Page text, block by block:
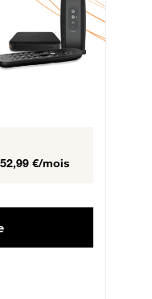
57,99 € par mois,
52,99 €/mois